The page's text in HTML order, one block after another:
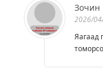
Зочин
2026/
Яагаад